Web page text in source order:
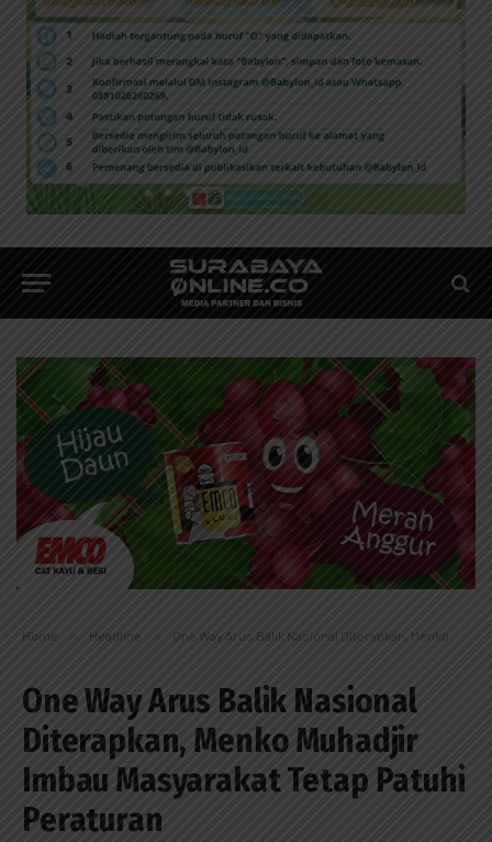
Home » Headline » One Way Arus Balik Nasional Diterapkan, Menko Muhadjir Imbau Masyarakat Tetap Patuhi Peraturan
One Way Arus Balik Nasional
Diterapkan, Menko Muhadjir
Imbau Masyarakat Tetap Patuhi
Peraturan